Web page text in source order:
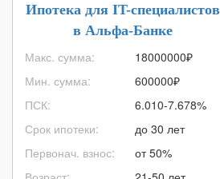
Ипотека для IT-специалистов
в Альфа-Банке
Макс. сумма:
Мин. сумма:
ПСК:
Срок ипотеки:
Первонач. взнос:
18000000₽
600000₽
6.010-7.678%
до 30 лет
от 50%